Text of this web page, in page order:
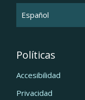
Políticas
Accesibilidad
Privacidad